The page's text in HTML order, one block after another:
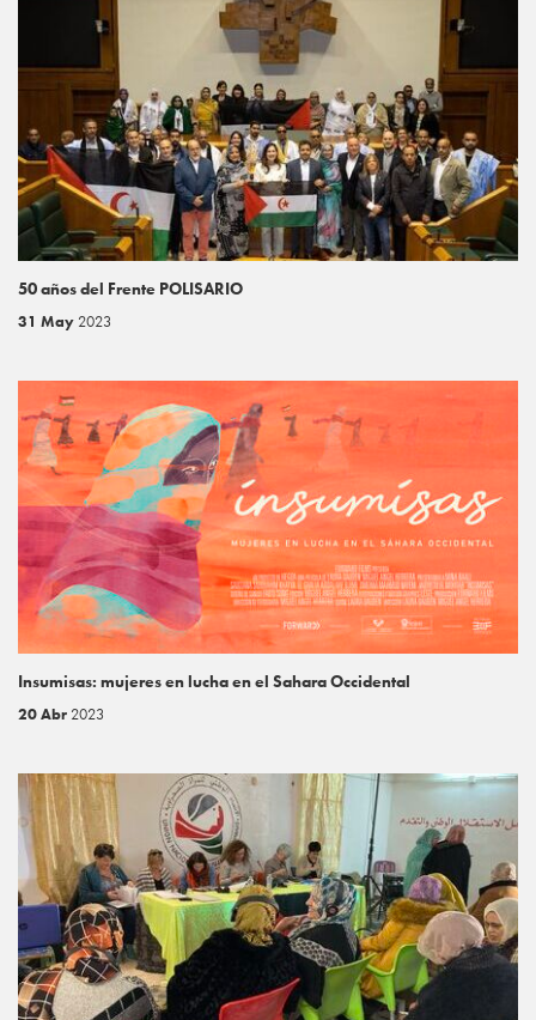
50 años del Frente POLISARIO
31 May 2023
Insumisas: mujeres en lucha en el Sahara Occidental
20 Abr 2023